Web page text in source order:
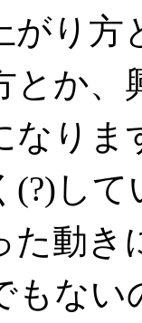
がり方
とか
なりま
(?)し
た動
もない